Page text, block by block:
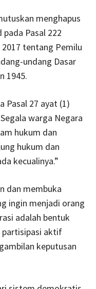
menghapus
Pasal 222
tentang Pemilu
undang Dasar
1945.
Pasal 27 ayat (1)
warga Negara
hukum dan
hukum dan
kecualinya.”
dan membuka
ingin menjadi orang
adalah bentuk
partisipasi aktif
keputusan